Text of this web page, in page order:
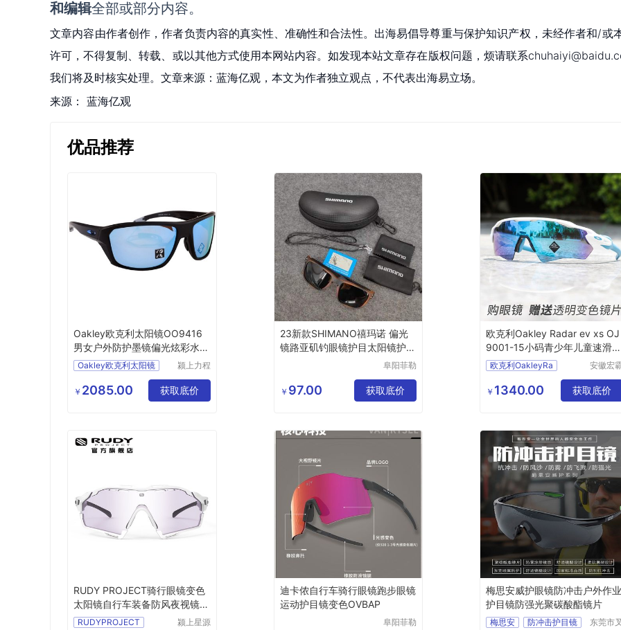
和编辑全部或部分内容。
文章内容由作者创作，作者负责内容的真实性、准确性和合法性。出海易倡导尊重与保护知识产权，未经作者和/或
许可，不得复制、转载、或以其他方式使用本网站内容。如发现本站文章存在版权问题，烦请联系
我们将及时核实处理。文章来源：蓝海亿观，本文为作者独立观点，不代表出海易立场。
来源： 蓝海亿观
优品推荐
Oakley欧克利太阳镜OO9416
男女户外防护墨镜偏光炫彩水上
运动眼镜
Oakley欧克利太阳镜
颍上力程
有限公司
￥ 2085.00 获取底价
23新款SHIMANO禧玛诺 偏光
镜路亚矶钓眼镜护目太阳镜护眼
阜阳菲勒
公司
￥ 97.00 获取底价
欧克利Oakley Radar ev xs OJ
9001-15小码青少年儿童速滑
行眼镜
欧克利OakleyRa
安徽宏
有限公
￥ 1340.00 获取底价
RUDY PROJECT骑行眼镜变色
太阳镜自行车装备防风夜视镜男
CUTLINE
RUDYPROJECT
颍上星源
迪卡侬自行车骑行眼镜跑步眼镜
运动护目镜变色OVBAP
阜阳菲勒
梅思安威护眼镜防冲击户外作
护目镜防强光聚碳酸酯镜片
梅思安
防冲击护目镜
东莞市